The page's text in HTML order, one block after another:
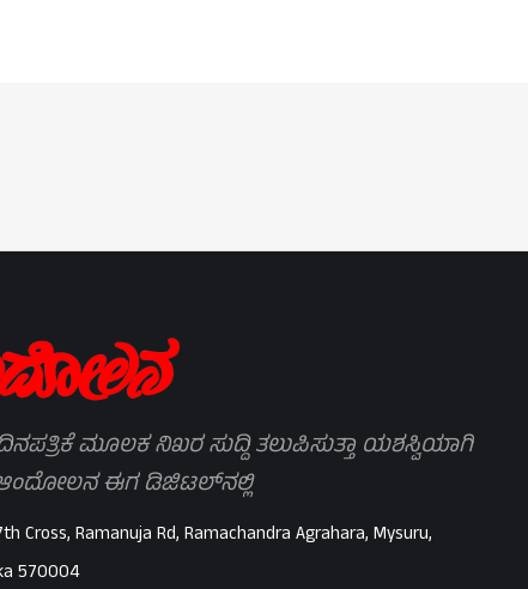
ಮೂಲಕ ನಿಖರ ಸುದ್ದಿ ತಲುಪಿಸುತ್ತಾ ಯಶಸ್ವಿಯಾಗಿ
ಈಗ ಡಿಜಿಟಲ್‌ನಲ್ಲಿ
Cross, Ramanuja Rd, Ramachandra Agrahara, Mysuru,
570004